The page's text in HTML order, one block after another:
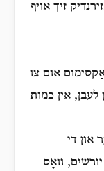
זיך אויף
אום צו
לעבן, אין כמות
און די
וואָס